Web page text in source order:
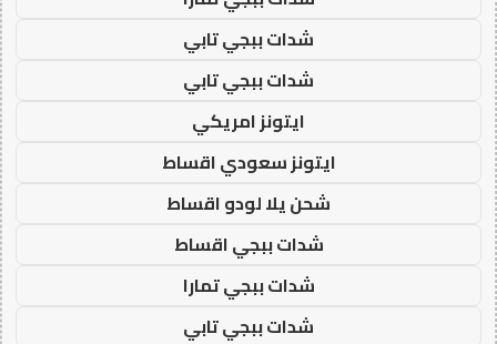
شدات ببجي تابي
شدات ببجي تابي
ايتونز امريكي
ايتونز سعودي اقساط
شحن يلا لودو اقساط
شدات ببجي اقساط
شدات ببجي تمارا
شدات ببجي تابي